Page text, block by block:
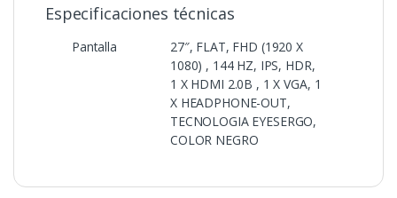
Especificaciones técnicas
Pantalla
27″, FLAT, FHD (1920 X
1080) , 144 HZ, IPS, HDR,
1 X HDMI 2.0B , 1 X VGA, 1
X HEADPHONE-OUT,
TECNOLOGIA EYESERGO,
COLOR NEGRO